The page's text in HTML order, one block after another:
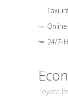
24/7-
Toyota